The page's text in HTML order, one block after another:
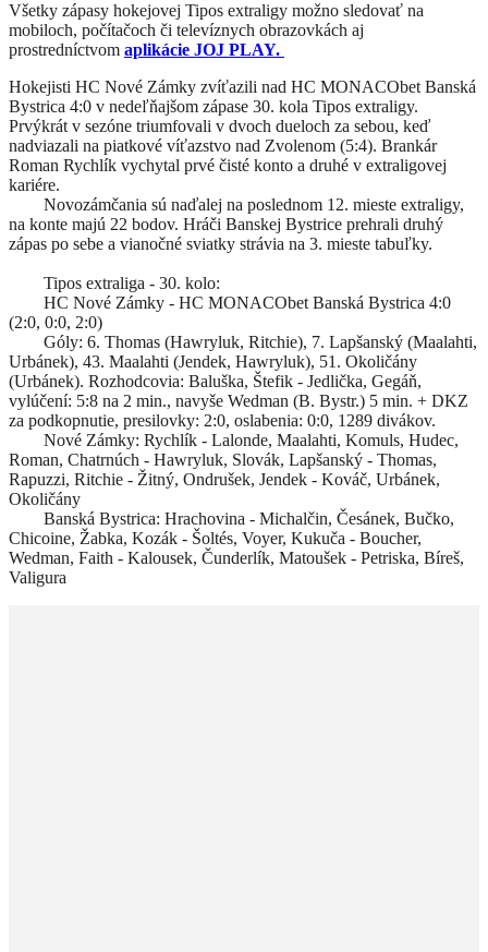
Všetky zápasy hokejovej Tipos extraligy možno sledovať na
mobiloch, počítačoch či televíznych obrazovkách aj
prostredníctvom aplikácie JOJ PLAY.
Hokejisti HC Nové Zámky zvíťazili nad HC MONACObet Banská
Bystrica 4:0 v nedeľňajšom zápase 30. kola Tipos extraligy.
Prvýkrát v sezóne triumfovali v dvoch dueloch za sebou, keď
nadviazali na piatkové víťazstvo nad Zvolenom (5:4). Brankár
Roman Rychlík vychytal prvé čisté konto a druhé v extraligovej
kariére.
Novozámčania sú naďalej na poslednom 12. mieste extraligy,
na konte majú 22 bodov. Hráči Banskej Bystrice prehrali druhý
zápas po sebe a vianočné sviatky strávia na 3. mieste tabuľky.
Tipos extraliga - 30. kolo:
HC Nové Zámky - HC MONACObet Banská Bystrica 4:0
(2:0, 0:0, 2:0)
Góly: 6. Thomas (Hawryluk, Ritchie), 7. Lapšanský (Maalahti,
Urbánek), 43. Maalahti (Jendek, Hawryluk), 51. Okoličány
(Urbánek). Rozhodcovia: Baluška, Štefik - Jedlička, Gegáň,
vylúčení: 5:8 na 2 min., navyše Wedman (B. Bystr.) 5 min. + DKZ
za podkopnutie, presilovky: 2:0, oslabenia: 0:0, 1289 divákov.
Nové Zámky: Rychlík - Lalonde, Maalahti, Komuls, Hudec,
Roman, Chatrnúch - Hawryluk, Slovák, Lapšanský - Thomas,
Rapuzzi, Ritchie - Žitný, Ondrušek, Jendek - Kováč, Urbánek,
Okoličány
Banská Bystrica: Hrachovina - Michalčin, Česánek, Bučko,
Chicoine, Žabka, Kozák - Šoltés, Voyer, Kukuča - Boucher,
Wedman, Faith - Kalousek, Čunderlík, Matoušek - Petriska, Bíreš,
Valigura